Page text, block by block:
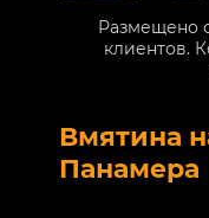
Вмятина
Панамера
Размещено
клиентов.